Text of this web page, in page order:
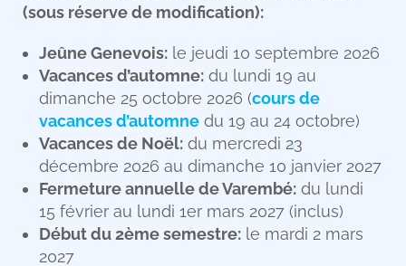
(sous réserve de modification):
Jeûne Genevois: le jeudi 10 septembre 2026
Vacances d’automne: du lundi 19 au
dimanche 25 octobre 2026 (cours de
vacances d’automne du 19 au 24 octobre)
Vacances de Noël: du mercredi 23
décembre 2026 au dimanche 10 janvier 2027
Fermeture annuelle de Varembé: du lundi
15 février au lundi 1er mars 2027 (inclus)
Début du 2ème semestre: le mardi 2 mars
2027